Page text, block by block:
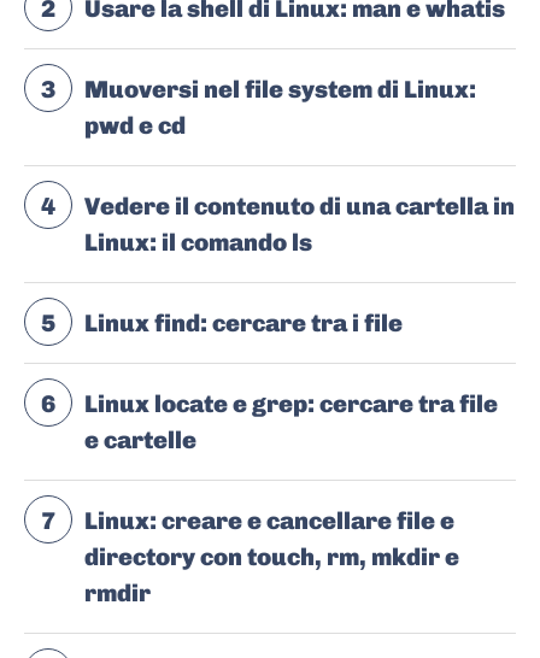
2 Usare la shell di Linux: man e whatis
3
Muoversi nel file system di Linux:
pwd e cd
4
Vedere il contenuto di una cartella in
Linux: il comando ls
5 Linux find: cercare tra i file
6
Linux locate e grep: cercare tra file
e cartelle
7
Linux: creare e cancellare file e
directory con touch, rm, mkdir e
rmdir